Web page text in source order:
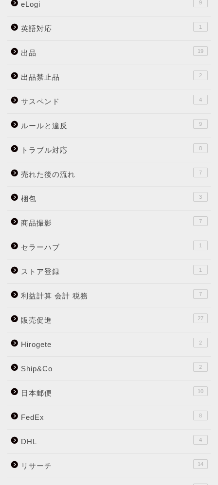
eLogi 9
英語対応 1
出品 19
出品禁止品 2
サスペンド 4
ルールと違反 9
トラブル対応 8
売れた後の流れ 7
梱包 3
商品撮影 7
セラーハブ 1
ストア登録 1
利益計算 会計 税務 7
販売促進 27
Hirogete 2
Ship&Co 2
日本郵便 10
FedEx 8
DHL 4
リサーチ 14